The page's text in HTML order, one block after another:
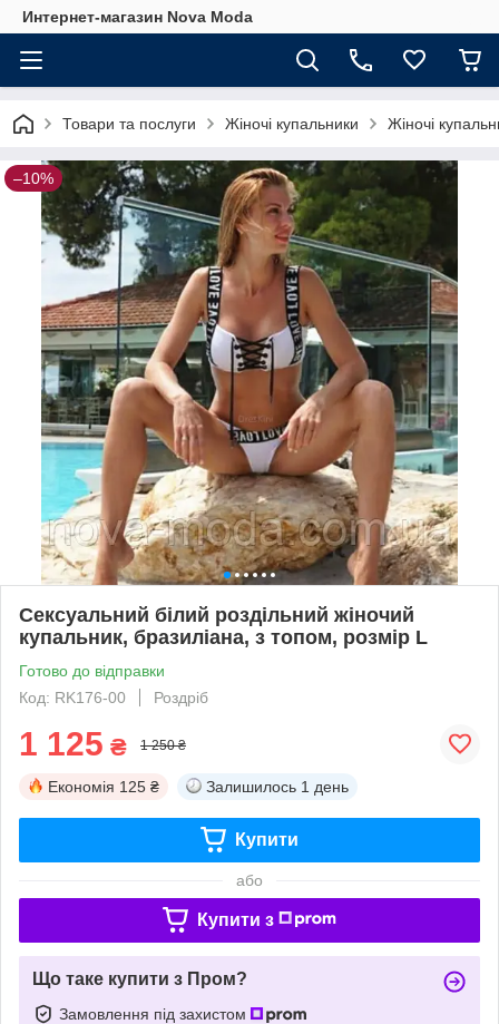
Интернет-магазин Nova Moda
Товари та послуги Жіночі купальники Жіночі
–10%
Сексуальний білий роздільний жіночий
купальник, бразиліана, з топом, розмір L
Готово до відправки
Код: RK176-00
Роздріб
1 125 ₴ 1 250 ₴
Економія 125 ₴ Залишилось 1 день
Купити
або
Купити з
Що таке купити з Пром?
Замовлення під захистом